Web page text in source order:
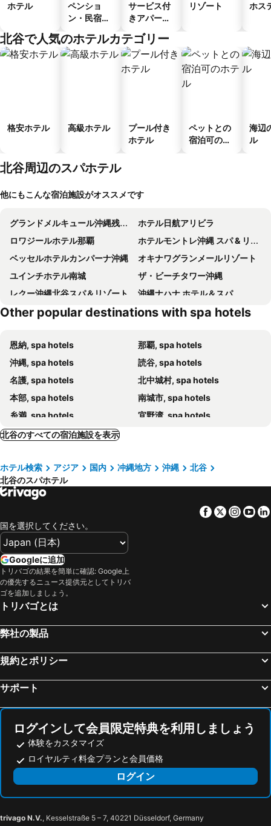
ホテル
ペンショ
ン・民宿・
ス
サービス付
きアパート
リゾート ホス
北谷で人気のホテルカテゴリー
格安ホテル 高級ホテル
プール付き
ホテル
ペットとの
宿泊可のホ
海辺
ル
北谷周辺のスパホテル
他にもこんな宿泊施設がオススメです
グランドメルキュール沖縄残波岬リゾート
ホテル日航アリビラ
ロワジールホテル那覇
ホテルモントレ沖縄 スパ & リゾート
ベッセルホテルカンパーナ沖縄
オキナワグランメールリゾート
ユインチホテル南城
ザ・ビーチタワー沖縄
レクー沖縄北谷スパ＆リゾート
沖縄ナハナ ホテル＆スパ
ホテル・アンドルームス那覇ポート
CABIN&HOTEL CONSTANT NAHA
レフ沖縄アリーナ by ベッセルホテルズ
沖縄プリンスホテル オーシャンビューぎのわん
アパホテル 那覇
EMウェルネス 暮らしの発酵ライフスタイルリゾート
シェラトン沖縄サンマリーナリゾート
COMMUNITY&SPA 那覇セントラルホテル
アクアセンス ホテル ＆ リゾート
Hotel Collective
THE GRAND HOTEL GINOWAN
グランディスタイル 沖縄 読谷 ホテル & リゾート
ヒルトン沖縄北谷リゾート
ホテル サンクイーン
PGM Hotel Resort Okinawa
星のや沖縄
ダブルツリーbyヒルトン沖縄北谷リゾート
ブルーステーキワンダー沖縄北谷
クラウンホテル沖縄
Lazor Sea Resort
A&B Omoromachi Station
Tatami no Yado Chatan Mihama by Coldio Premium
Other popular destinations with spa hotels
恩納, spa hotels
那覇, spa hotels
沖縄, spa hotels
読谷, spa hotels
名護, spa hotels
北中城村, spa hotels
本部, spa hotels
南城市, spa hotels
糸満, spa hotels
宜野湾, spa hotels
豊見城市, spa hotels
八重瀬町, spa hotels
渡嘉敷島, spa hotels
宜野座村, spa hotels
座間味島, spa hotels
浦添市, spa hotels
北谷のすべての宿泊施設を表示
ホテル検索 アジア 国内 冲縄地方 沖縄
北谷
北谷のスパホテル
Facebook
Twitter
国を選択してください。
Googleに追加
トリバゴの結果を簡単に確認: Google上
の優先するニュース提供元としてトリバ
ゴを追加しましょう。
トリバゴとは
弊社の製品
規約とポリシー
サポート
ログインして会員限定特典を利用しましょう
体験をカスタマイズ
ロイヤルティ料金プランと会員価格
ログイン
trivago N.V., Kesselstraße 5 – 7, 40221 Düsseldorf, Germany